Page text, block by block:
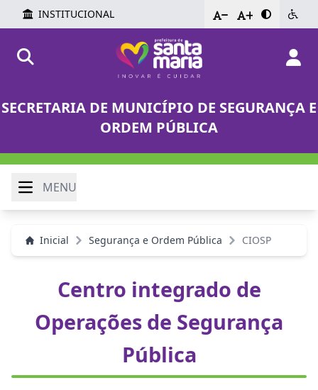
INSTITUCIONAL - +
SECRETARIA DE MUNICÍPIO DE SEGURANÇA E
ORDEM PÚBLICA
MENU
Inicial Segurança e Ordem Pública CIOSP
Centro integrado de
Operações de Segurança
Pública